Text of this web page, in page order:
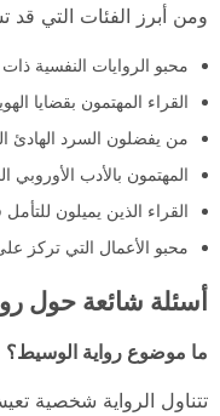
ومن أبرز الفئات التي قد
محبو الروايات النفسية
القراء المهتمون بقضايا
من يفضلون السرد الهادئ
المهتمون بالأدب الأوروبي
القراء الذين يميلون
محبو الأعمال التي تركز
أسئلة شائعة حول
ما موضوع رواية الوسيط؟
تتناول الرواية شخصية